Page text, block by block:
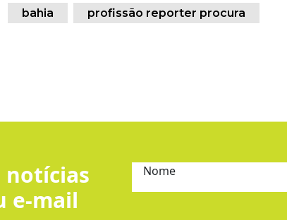
bahia profissão reporter procura
notícias
e-mail
Nome